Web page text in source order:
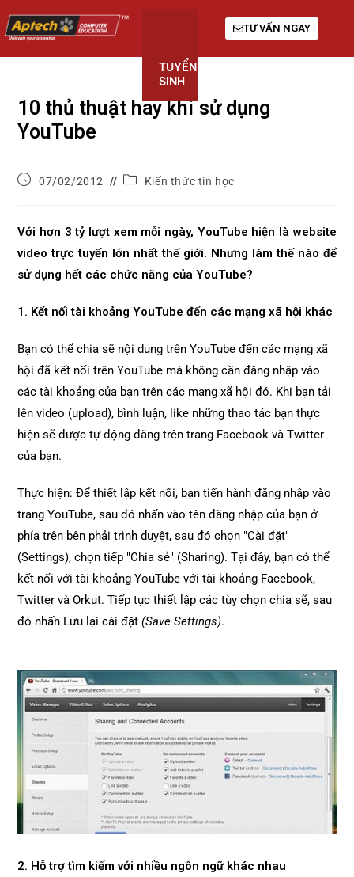
TUYỂN
SINH
TƯ VẤN NGAY
10 thủ thuật hay khi sử dụng
YouTube
07/02/2012 Kiến thức tin học
Với hơn 3 tỷ lượt xem mỗi ngày, YouTube hiện là website
video trực tuyến lớn nhất thế giới. Nhưng làm thế nào để
sử dụng hết các chức năng của YouTube?
1. Kết nối tài khoảng YouTube đến các mạng xã hội khác
Bạn có thể chia sẽ nội dung trên YouTube đến các mạng xã
hội đã kết nối trên YouTube mà không cần đăng nhập vào
các tài khoảng của bạn trên các mạng xã hội đó. Khi bạn tải
lên video (upload), bình luận, like những thao tác bạn thực
hiện sẽ được tự động đăng trên trang Facebook và Twitter
của bạn.
Thực hiện: Để thiết lập kết nối, bạn tiến hành đăng nhập vào
trang YouTube, sau đó nhấn vào tên đăng nhập của bạn ở
phía trên bên phải trình duyệt, sau đó chọn "Cài đặt"
(Settings), chọn tiếp "Chia sẻ" (Sharing). Tại đây, bạn có thể
kết nối với tài khoảng YouTube với tài khoảng Facebook,
Twitter và Orkut. Tiếp tục thiết lập các tùy chọn chia sẽ, sau
đó nhấn Lưu lại cài đặt(Save Settings).
2. Hỗ trợ tìm kiếm với nhiều ngôn ngữ khác nhau